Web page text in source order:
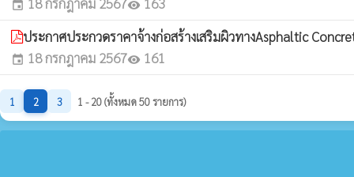
event visibility
ประกาศประกวดราคาจ้างก่อสร้างเสริมผิวทางAsphaltic
event 18 กรกฎาคม 2567visibility 161
1 2 3 1 - 20 (ทั้งหมด 50 รายการ)